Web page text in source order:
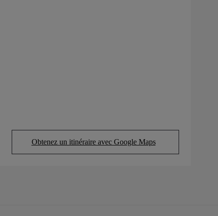
Obtenez un itinéraire avec Google Maps
(Opens in new tab)